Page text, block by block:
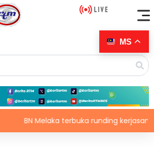
BN Melaka terbuka runding kerjasama hadapi
MS